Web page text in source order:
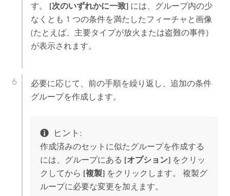
す。 [次のいずれかに一致]には、グループ内の少
なくとも 1 つの条件を満たしたフィーチャと画像
(たとえば、主要タイプが放火または盗難の事件)
が表示されます。
必要に応じて、前の手順を繰り返し、追加の条件
グループを作成します。
ヒント:
作成済みのセットに似たグループを作成する
には、グループにある [オプション]をクリッ
クしてから [複製]をクリックします。 複製グ
ループに必要な変更を加えます。